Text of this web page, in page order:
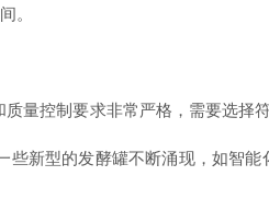
。
量控制要求非常严格，需要选择
新型的发酵罐不断涌现，如智